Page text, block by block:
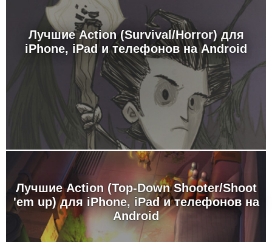
Лучшие Action (Survival/Horror) для
iPhone, iPad и телефонов на Android
Лучшие Action (Top-Down Shooter/Shoot
'em up) для iPhone, iPad и телефонов на
Android